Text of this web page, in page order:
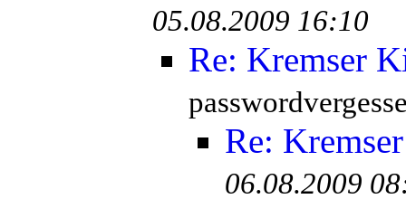
05.08.2009 16:10
Re: Kremser
Re:
06.08.2009